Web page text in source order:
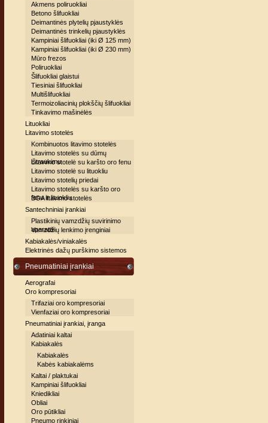
Akmens poliruokliai
Betono šlifuokliai
Deimantinės plytelių pjaustyklės
Deimantinės trinkelių pjaustyklės
Kampiniai šlifuokliai (iki Ø 125 mm)
Kampiniai šlifuokliai (iki Ø 230 mm)
Mūro frezos
Poliruokliai
Šlifuokliai glaistui
Tiesiniai šlifuokliai
Multišlifuokliai
Termoizoliacinių plokščių šlifuokliai
Tinkavimo mašinėlės
Lituokliai
Litavimo stotelės
Kombinuotos litavimo stotelės
Litavimo stotelės su dūmų
ištraukimu
Litavimo stotelė su karšto oro fenu
Litavimo stotelė su lituokliu
Litavimo stotelių priedai
Litavimo stotelės su karšto oro
fenu ir lituokliu
BGA litavimo stotelės
Santechniniai įrankiai
Plastikinių vamzdžių suvirinimo
aparatai
Vamzdžių lenkimo įrenginiai
Kabiakalės/viniakalės
Elektrinės dažų purškimo sistemos
Pneumatiniai įrankiai
Aerografai
Oro kompresoriai
Trifaziai oro kompresoriai
Vienfaziai oro kompresoriai
Pneumatiniai įrankiai, įranga
Adatiniai kaltai
Kabiakalės
Kabiakalės
Kabės kabiakalėms
Kaltai / plaktukai
Kampiniai šlifuokliai
Kniedikliai
Obliai
Oro pūtikliai
Pneumo rinkiniai